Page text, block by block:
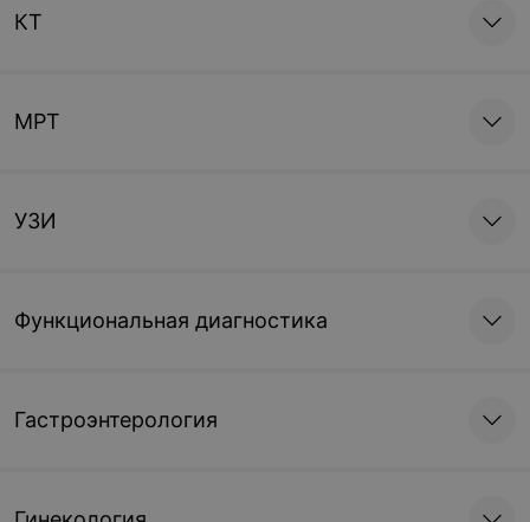
КТ
МРТ
УЗИ
Функциональная диагностика
Гастроэнтерология